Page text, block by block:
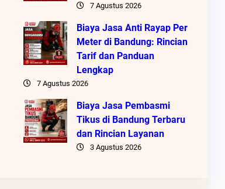
7 Agustus 2026
Biaya Jasa Anti Rayap Per
Meter di Bandung: Rincian
Tarif dan Panduan
Lengkap
7 Agustus 2026
Biaya Jasa Pembasmi
Tikus di Bandung Terbaru
dan Rincian Layanan
3 Agustus 2026